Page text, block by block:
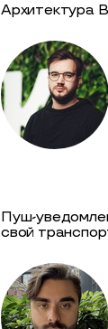
Архитектура
Пуш-
свой